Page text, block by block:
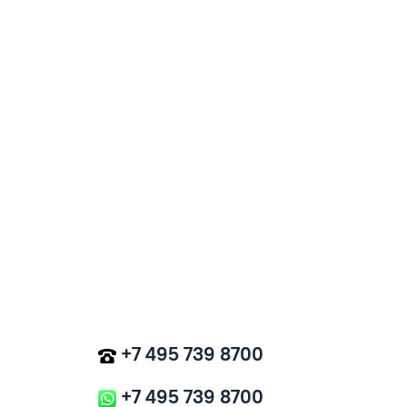
+7 495 739 8700
+7 495 739 8700